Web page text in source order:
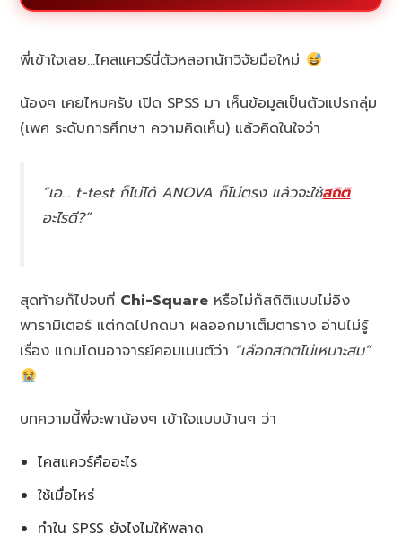
พี่เข้าใจเลย…ไคสแควร์นี่ตัวหลอกนักวิจัยมือใหม่
น้องๆ เคยไหมครับ เปิด SPSS มา เห็นข้อมูลเป็นตัวแปรกลุ่ม
(เพศ ระดับการศึกษา ความคิดเห็น) แล้วคิดในใจว่า
“เอ… t-test ก็ไม่ได้ ANOVA ก็ไม่ตรง แล้วจะใช้สถิติ
อะไรดี?”
สุดท้ายก็ไปจบที่ Chi-Square หรือไม่ก็สถิติแบบไม่อิง
พารามิเตอร์ แต่กดไปกดมา ผลออกมาเต็มตาราง อ่านไม่รู้
เรื่อง แถมโดนอาจารย์คอมเมนต์ว่า “เลือกสถิติไม่เหมาะสม”
บทความนี้พี่จะพาน้องๆ เข้าใจแบบบ้านๆ ว่า
ไคสแควร์คืออะไร
ใช้เมื่อไหร่
ทำใน SPSS ยังไงไม่ให้พลาด